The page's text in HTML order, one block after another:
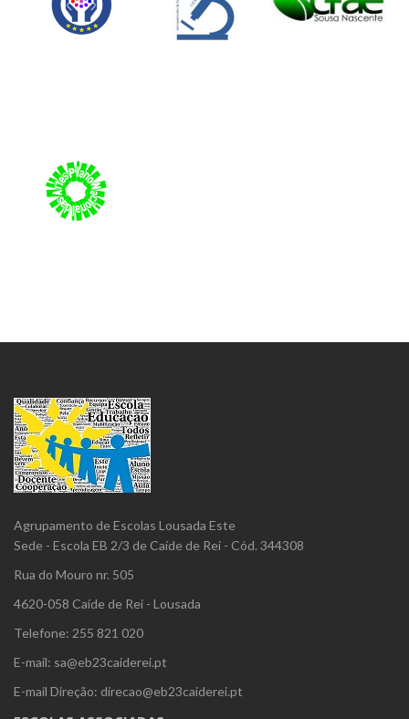
Agrupamento de Escolas Lousada Este
Sede - Escola EB 2/3 de Caíde de Rei - Cód. 344308
Rua do Mouro nr. 505
4620-058 Caíde de Rei - Lousada
Telefone: 255 821 020
E-mail: sa@eb23caiderei.pt
E-mail Direção: direcao@eb23caiderei.pt